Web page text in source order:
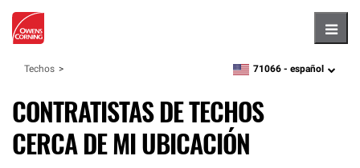
Techos zipcode,language
71066 - español
CONTRATISTAS DE TECHOS
CERCA DE MI UBICACIÓN